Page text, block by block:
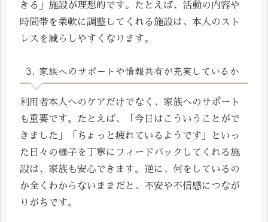
きる」施設が理想的です。たとえば、活動の内容や
時間帯を柔軟に調整してくれる施設は、本人のスト
レスを減らしやすくなります。
3. 家族へのサポートや情報共有が充実しているか
利用者本人へのケアだけでなく、家族へのサポート
も重要です。たとえば、「今日はこういうことがで
きました」「ちょっと疲れているようです」といっ
た日々の様子を丁寧にフィードバックしてくれる施
設は、家族も安心できます。逆に、何をしているの
か全くわからないままだと、不安や不信感につなが
りがちです。